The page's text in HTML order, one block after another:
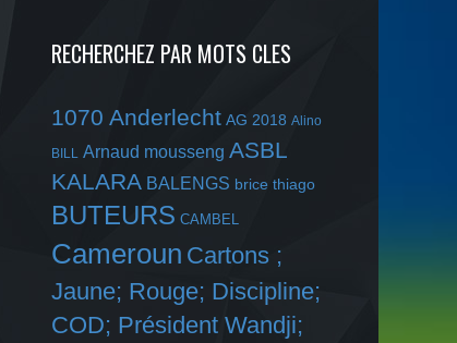
RECHERCHEZ PAR MOTS CLES
1070 Anderlecht AG 2018 Alino
BILL Arnaud mousseng ASBL
KALARA BALENGS brice thiago
BUTEURS CAMBEL
Cameroun Cartons ;
Jaune; Rouge; Discipline;
COD; Président Wandji;